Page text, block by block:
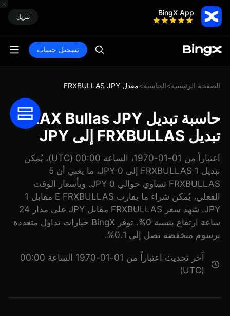
BingX App تنزيل
تسجيل حساب
الصفحة الرئيسية>الحاسبة>معدل FRXBULLAS JPY
حاسبة تبديل FRAX Bullas JPY:
تبديل FRXBULLAS إلى JPY
اعتباراً من 01-01-1970، الساعة 00:00 (UTC)، يُمكن
تبديل 1 FRXBULLAS إلى 0 JPY، ما يعني أن 5
FRXBULLAS تساوي حوالي 0 JPY. وبأسعار الوقت
الفعلي، يُمكن شراء ما يقارب E FRXBULLAS مقابل 1
JPY. شهد سعر FRXBULLAS مقابل JPY على مدار 24
ساعة ارتفاع بنسبة 0%. توفر BingX خيارات تداول متعددة
برسوم منخفضة تصل إلى 0.1%.
آخر تحديث اعتباراً من 01-01-1970 الساعة 00:00
(UTC)